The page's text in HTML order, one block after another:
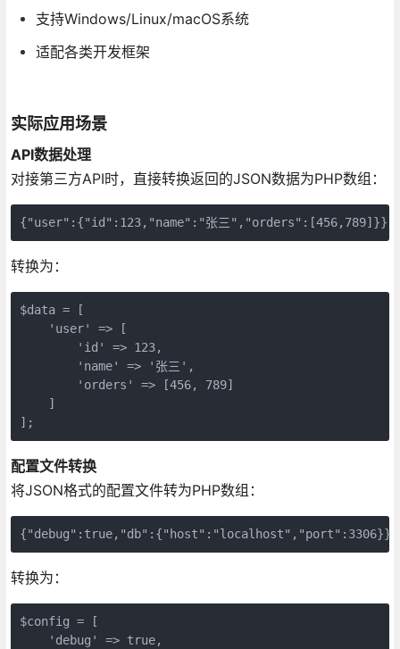
支持Windows/Linux/macOS系统
适配各类开发框架
实际应用场景
API数据处理
对接第三方API时，直接转换返回的JSON数据为PHP数组：
{"user":{"id":123,"name":"张三","orders":[456,789]}}
转换为：
$data = [
    'user' => [
        'id' => 123,
        'name' => '张三',
        'orders' => [456, 789]
    ]
];
配置文件转换
将JSON格式的配置文件转为PHP数组：
{"debug":true,"db":{"host":"localhost","port":3306}}
转换为：
$config = [
    'debug' => true,